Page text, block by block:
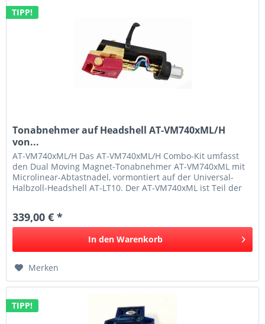
TIPP!
Tonabnehmer auf Headshell AT-VM740xML/H
von...
AT-VM740xML/H Das AT-VM740xML/H Combo-Kit umfasst
den Dual Moving Magnet-Tonabnehmer AT-VM740xML mit
Microlinear-Abtastnadel, vormontiert auf der Universal-
Halbzoll-Headshell AT-LT10. Der AT-VM740xML ist Teil der
339,00 € *
In den Warenkorb
Merken
TIPP!